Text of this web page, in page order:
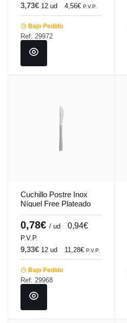
3,73€ 12 ud 4,56€ P.V.P.
Bajo Pedido
Ref: 29972
Cuchillo Postre Inox
Níquel Free Plateado
1.5 Mm Hotel Comas
0,78€ / ud 0,94€
P.V.P.
9,33€ 12 ud 11,28€ P.V.P.
Bajo Pedido
Ref: 29968